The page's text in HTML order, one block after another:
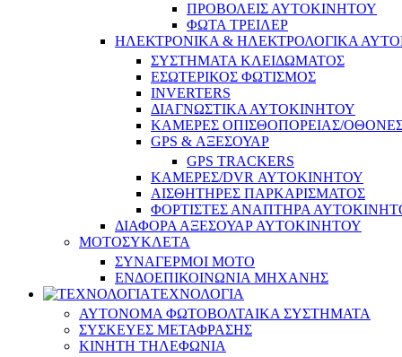
ΠΡΟΒΟΛΕΙΣ ΑΥΤΟΚΙΝΗΤΟΥ
ΦΩΤΑ ΤΡΕΙΛΕΡ
ΗΛΕΚΤΡΟΝΙΚΑ & ΗΛΕΚΤΡΟΛΟΓΙΚΑ
ΣΥΣΤΗΜΑΤΑ ΚΛΕΙΔΩΜΑΤΟΣ
ΕΣΩΤΕΡΙΚΟΣ ΦΩΤΙΣΜΟΣ
INVERTERS
ΔΙΑΓΝΩΣΤΙΚΑ ΑΥΤΟΚΙΝΗΤΟΥ
ΚΑΜΕΡΕΣ ΟΠΙΣΘΟΠΟΡΕΙΑΣ/
GPS & ΑΞΕΣΟΥΑΡ
GPS TRACKERS
ΚΑΜΕΡΕΣ/DVR ΑΥΤΟΚΙΝΗΤΟΥ
ΑΙΣΘΗΤΗΡΕΣ ΠΑΡΚΑΡΙΣΜΑΤΟΣ
ΦΟΡΤΙΣΤΕΣ ΑΝΑΠΤΗΡΑ
ΔΙΑΦΟΡΑ ΑΞΕΣΟΥΑΡ ΑΥΤΟΚΙΝΗΤΟΥ
ΜΟΤΟΣΥΚΛΕΤΑ
ΣΥΝΑΓΕΡΜΟΙ ΜΟΤΟ
ΕΝΔΟΕΠΙΚΟΙΝΩΝΙΑ ΜΗΧΑΝΗΣ
ΤΕΧΝΟΛΟΓΙΑ
ΑΥΤΟΝΟΜΑ ΦΩΤΟΒΟΛΤΑΙΚΑ ΣΥΣΤΗΜΑΤΑ
ΣΥΣΚΕΥΕΣ ΜΕΤΑΦΡΑΣΗΣ
ΚΙΝΗΤΗ ΤΗΛΕΦΩΝΙΑ